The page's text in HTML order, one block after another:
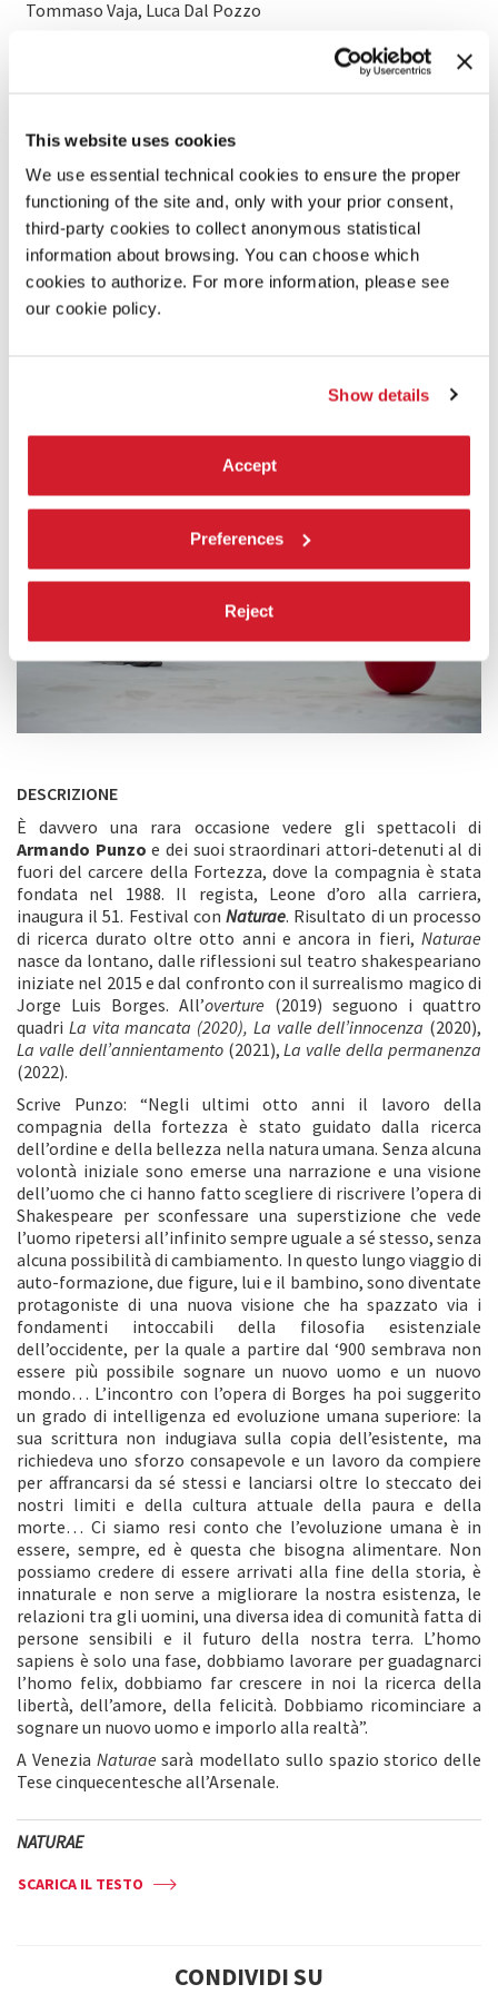
This website uses cookies
We use essential technical cookies to ensure the proper
functioning of the site and, only with your prior consent,
third-party cookies to collect anonymous statistical
information about browsing. You can choose which
cookies to authorize. For more information, please see
our cookie policy.
Show details
Accept
Preferences
Reject
Tommaso Vaja, Luca Dal Pozzo
Con il supporto di:
MiC – Ministero della Cultura, Regione Toscana, Regione
Toscana, Fondazione Cassa di Risparmio di Volterra, ACRI –
Associazione di Fondazioni e di Casse di Risparmio Spa,
Comune di Volterra, Ministero della Giustizia – Casa di
Reclusione di Volterra
DESCRIZIONE
È davvero una rara occasione vedere gli spettacoli di
Armando Punzo e dei suoi straordinari attori-detenuti al di
fuori del carcere della Fortezza, dove la compagnia è stata
fondata nel 1988. Il regista, Leone d’oro alla carriera,
inaugura il 51. Festival conNaturae. Risultato di un processo
di ricerca durato oltre otto anni e ancora in fieri, Naturae
nasce da lontano, dalle riflessioni sul teatro shakespeariano
iniziate nel 2015 e dal confronto con il surrealismo magico di
Jorge Luis Borges. All’overture (2019) seguono i quattro
quadri La vita mancata (2020), La valle dell’innocenza (2020),
La valle dell’annientamento(2021),La valle della permanenza
(2022).
Scrive Punzo: “Negli ultimi otto anni il lavoro della
compagnia della fortezza è stato guidato dalla ricerca
dell’ordine e della bellezza nella natura umana. Senza alcuna
volontà iniziale sono emerse una narrazione e una visione
dell’uomo che ci hanno fatto scegliere di riscrivere l’opera di
Shakespeare per sconfessare una superstizione che vede
l’uomo ripetersi all’infinito sempre uguale a sé stesso, senza
alcuna possibilità di cambiamento. In questo lungo viaggio di
auto-formazione, due figure, lui e il bambino, sono diventate
protagoniste di una nuova visione che ha spazzato via i
fondamenti intoccabili della filosofia esistenziale
dell’occidente, per la quale a partire dal ‘900 sembrava non
essere più possibile sognare un nuovo uomo e un nuovo
mondo… L’incontro con l’opera di Borges ha poi suggerito
un grado di intelligenza ed evoluzione umana superiore: la
sua scrittura non indugiava sulla copia dell’esistente, ma
richiedeva uno sforzo consapevole e un lavoro da compiere
per affrancarsi da sé stessi e lanciarsi oltre lo steccato dei
nostri limiti e della cultura attuale della paura e della
morte… Ci siamo resi conto che l’evoluzione umana è in
essere, sempre, ed è questa che bisogna alimentare. Non
possiamo credere di essere arrivati alla fine della storia, è
innaturale e non serve a migliorare la nostra esistenza, le
relazioni tra gli uomini, una diversa idea di comunità fatta di
persone sensibili e il futuro della nostra terra. L’homo
sapiens è solo una fase, dobbiamo lavorare per guadagnarci
l’homo felix, dobbiamo far crescere in noi la ricerca della
libertà, dell’amore, della felicità. Dobbiamo ricominciare a
sognare un nuovo uomo e imporlo alla realtà”.
A Venezia Naturae sarà modellato sullo spazio storico delle
Tese cinquecentesche all’Arsenale.
NATURAE
SCARICA IL TESTO
CONDIVIDI SU